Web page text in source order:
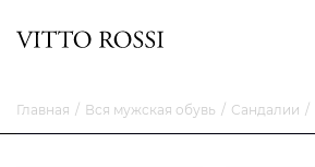
Главная Вся мужская обувь Сандалии